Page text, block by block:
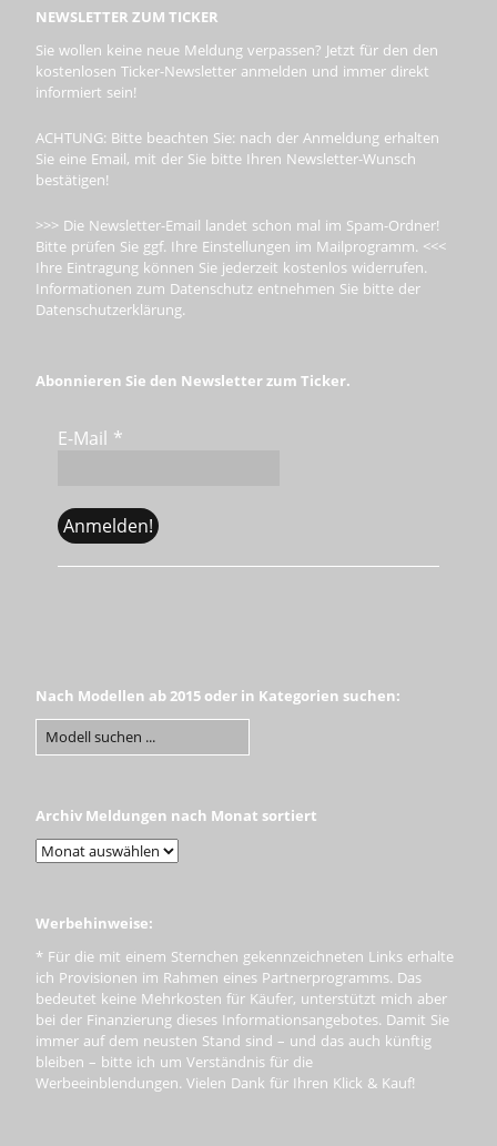
NEWSLETTER ZUM TICKER
Sie wollen keine neue Meldung verpassen? Jetzt für den den
kostenlosen Ticker-Newsletter anmelden und immer direkt
informiert sein!
ACHTUNG: Bitte beachten Sie: nach der Anmeldung erhalten
Sie eine Email, mit der Sie bitte Ihren Newsletter-Wunsch
bestätigen!
>>> Die Newsletter-Email landet schon mal im Spam-Ordner!
Bitte prüfen Sie ggf. Ihre Einstellungen im Mailprogramm. <<<
Ihre Eintragung können Sie jederzeit kostenlos widerrufen.
Informationen zum Datenschutz entnehmen Sie bitte der
Datenschutzerklärung.
Abonnieren Sie den Newsletter zum Ticker.
E-Mail *
Nach Modellen ab 2015 oder in Kategorien suchen:
Archiv Meldungen nach Monat sortiert
Werbehinweise:
* Für die mit einem Sternchen gekennzeichneten Links erhalte
ich Provisionen im Rahmen eines Partnerprogramms. Das
bedeutet keine Mehrkosten für Käufer, unterstützt mich aber
bei der Finanzierung dieses Informationsangebotes. Damit Sie
immer auf dem neusten Stand sind – und das auch künftig
bleiben – bitte ich um Verständnis für die
Werbeeinblendungen. Vielen Dank für Ihren Klick & Kauf!